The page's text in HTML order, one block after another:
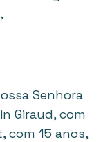
Senhora
Giraud, com
com 15 anos,